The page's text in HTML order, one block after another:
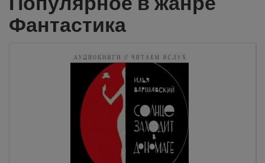
Фантастика